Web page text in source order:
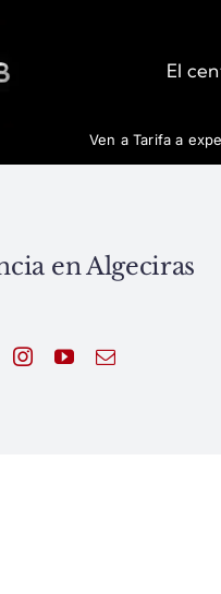
El
Ven a Tarifa a
en Algeciras